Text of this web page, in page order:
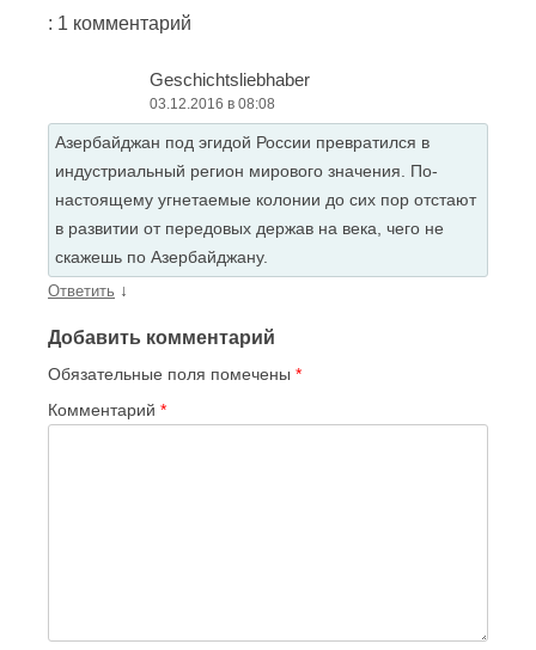
: 1 комментарий
Geschichtsliebhaber
03.12.2016 в 08:08
Азербайджан под эгидой России превратился в
индустриальный регион мирового значения. По-
настоящему угнетаемые колонии до сих пор отстают
в развитии от передовых держав на века, чего не
скажешь по Азербайджану.
Ответить ↓
Добавить комментарий
Обязательные поля помечены *
Комментарий *